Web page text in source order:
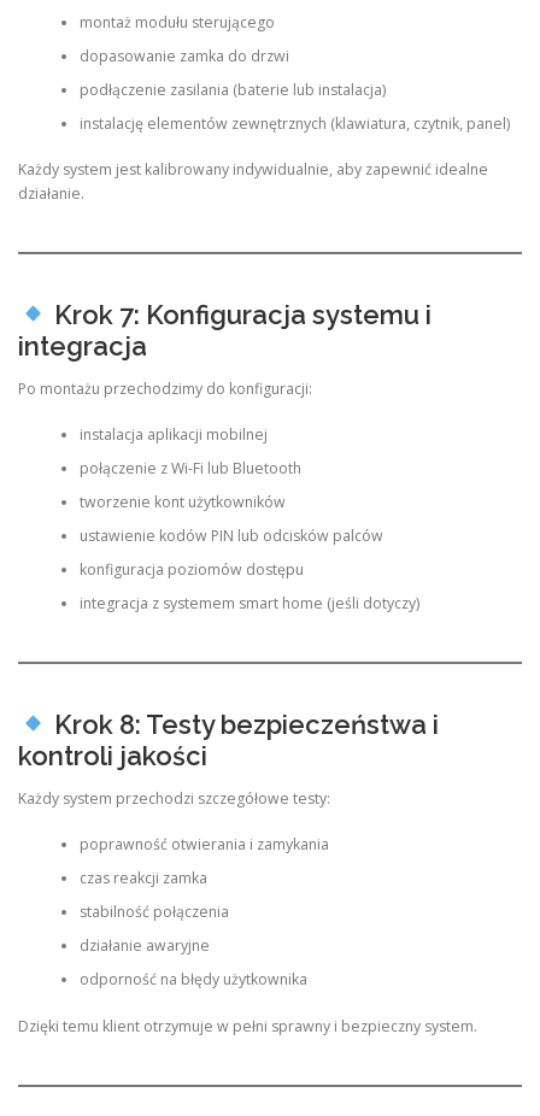
montaż modułu sterującego
dopasowanie zamka do drzwi
podłączenie zasilania (baterie lub instalacja)
instalację elementów zewnętrznych (klawiatura, czytnik, panel)
Każdy system jest kalibrowany indywidualnie, aby zapewnić idealne
działanie.
Krok 7: Konfiguracja systemu i
integracja
Po montażu przechodzimy do konfiguracji:
instalacja aplikacji mobilnej
połączenie z Wi-Fi lub Bluetooth
tworzenie kont użytkowników
ustawienie kodów PIN lub odcisków palców
konfiguracja poziomów dostępu
integracja z systemem smart home (jeśli dotyczy)
Krok 8: Testy bezpieczeństwa i
kontroli jakości
Każdy system przechodzi szczegółowe testy:
poprawność otwierania i zamykania
czas reakcji zamka
stabilność połączenia
działanie awaryjne
odporność na błędy użytkownika
Dzięki temu klient otrzymuje w pełni sprawny i bezpieczny system.